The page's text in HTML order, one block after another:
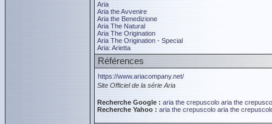
Aria
Aria the Avvenire
Aria the Benedizione
Aria The Natural
Aria The Origination
Aria The Origination - Special
Aria: Arietta
Références
https://www.ariacompany.net/
Site Officiel de la série Aria
Recherche Google : aria the crepuscolo aria the
Recherche Yahoo : aria the crepuscolo aria the